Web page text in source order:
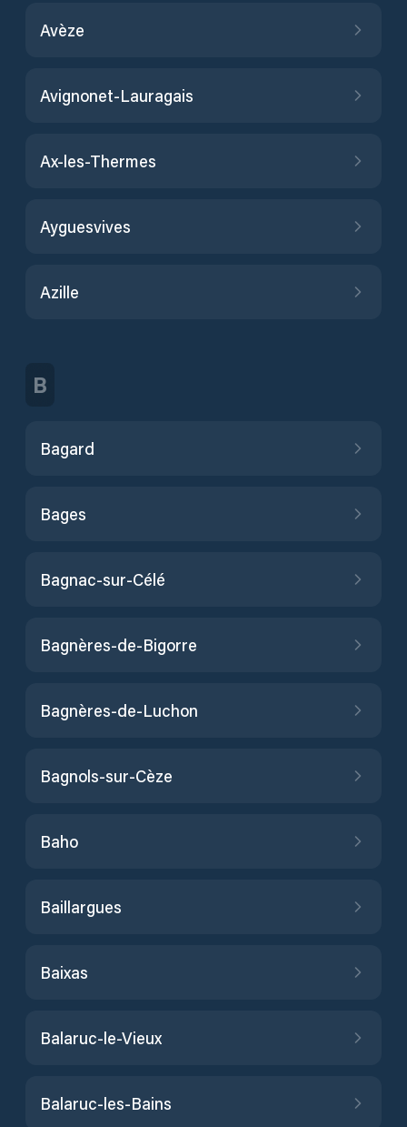
Avèze
Avignonet-Lauragais
Ax-les-Thermes
Ayguesvives
Azille
B
Bagard
Bages
Bagnac-sur-Célé
Bagnères-de-Bigorre
Bagnères-de-Luchon
Bagnols-sur-Cèze
Baho
Baillargues
Baixas
Balaruc-le-Vieux
Balaruc-les-Bains